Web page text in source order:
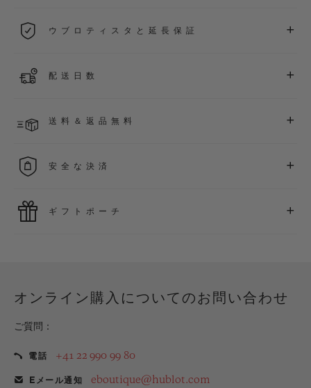
際保証が適用されます。
ウブロティスタと延長保証 +
月1日以降に購入された時計を対象に、保証を
詳細を表示する
配送日数 +
より異なる場合がございます
送料＆返品無料 +
す
安全な決済 +
ご購入は迅速で安全に処理され、お客様の個人情報は確実に
ギフトポーチ +
オンライン購入についてのお問い合わせ
ご質問：
電話 +41 22 990 99 80
Eメール通知 eboutique@hublot.com